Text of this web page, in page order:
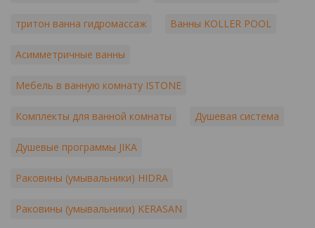
тритон ванна гидромассаж Ванны KOLLER POOL
Асимметричные ванны
Мебель в ванную комнату ISTONE
Комплекты для ванной комнаты Душевая система
Душевые программы JIKA
Раковины (умывальники) HIDRA
Раковины (умывальники) KERASAN